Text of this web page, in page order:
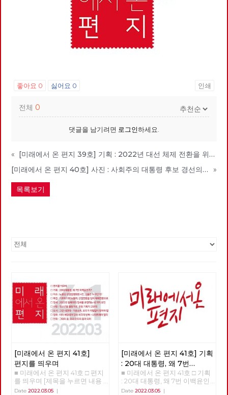
좋아요 0 싫어요 0 인쇄
전체 0
댓글을 남기려면 로그인하세요.
«
[미래에서 온 편지 39호] 기획 : 2022년 대선 체제 전환을 위한 7대 과제와 방향
[미래에서 온 편지 40호] 사진 : 사회주의 대통령 후보 경선의 기록
»
목록보기
[미래에서 온 편지 41호]
편지를 띄우며
■ 미래에서 온 편지 41호 □ 편지
를 띄우며 [제목을 누르면 내용
을 볼 수 있습니다.] □ 편지를 띄
Date 2022.03.05 |
[미래에서 온 편지 41호] 기획
: 20대 대통령, 왜 7번
이백윤인가? (1)
■ 미래에서 온 편지 41호 □ 기획
: 20대 대통령, 왜 7번 이백윤인
가? >>>>>> 업로드 준비중
Date 2022.03.05|